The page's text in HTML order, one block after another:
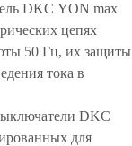
DKC YON max
цепях
50 Гц, их защиты
тока в
DKC
для